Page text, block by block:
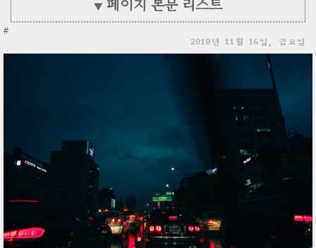
▼
#
2018년 11월 16일, 금요일